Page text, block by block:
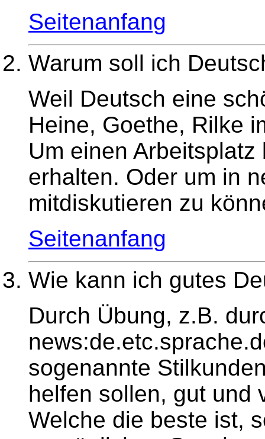
Seitenanfang
Warum soll ich
Weil Deutsch eine
Heine, Goethe, Rilke
Um einen
erhalten. Oder um in
mitdiskutieren zu
Seitenanfang
Wie kann ich gutes
Durch Übung, z.B.
sogenannte
helfen sollen, gut und
Welche die beste ist,